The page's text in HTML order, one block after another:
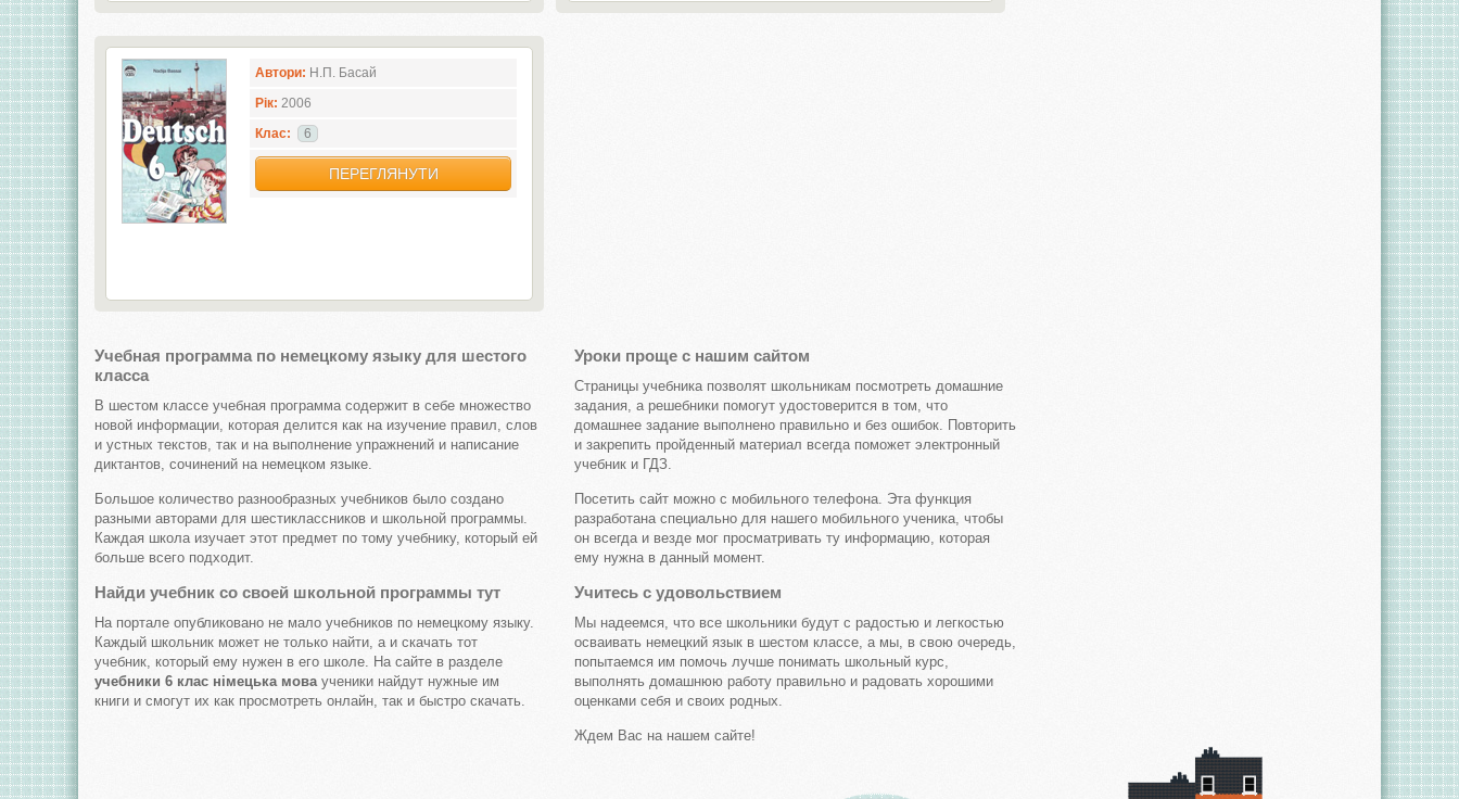
Автори: Н.П. Басай
Рік: 2006
Клас:
6
ПЕРЕГЛЯНУТИ
Учебная программа по немецкому языку для шестого
класса
В шестом классе учебная программа содержит в себе множество
новой информации, которая делится как на изучение правил, слов
и устных текстов, так и на выполнение упражнений и написание
диктантов, сочинений на немецком языке.
Большое количество разнообразных учебников было создано
разными авторами для шестиклассников и школьной программы.
Каждая школа изучает этот предмет по тому учебнику, который ей
больше всего подходит.
Найди учебник со своей школьной программы тут
На портале опубликовано не мало учебников по немецкому языку.
Каждый школьник может не только найти, а и скачать тот
учебник, который ему нужен в его школе. На сайте в разделе
учебники 6 клас німецька мова ученики найдут нужные им
книги и смогут их как просмотреть онлайн, так и быстро скачать.
Уроки проще с нашим сайтом
Страницы учебника позволят школьникам посмотреть домашние
задания, а решебники помогут удостоверится в том, что
домашнее задание выполнено правильно и без ошибок. Повторить
и закрепить пройденный материал всегда поможет электронный
учебник и ГДЗ.
Посетить сайт можно с мобильного телефона. Эта функция
разработана специально для нашего мобильного ученика, чтобы
он всегда и везде мог просматривать ту информацию, которая
ему нужна в данный момент.
Учитесь с удовольствием
Мы надеемся, что все школьники будут с радостью и легкостью
осваивать немецкий язык в шестом классе, а мы, в свою очередь,
попытаемся им помочь лучше понимать школьный курс,
выполнять домашнюю работу правильно и радовать хорошими
оценками себя и своих родных.
Ждем Вас на нашем сайте!